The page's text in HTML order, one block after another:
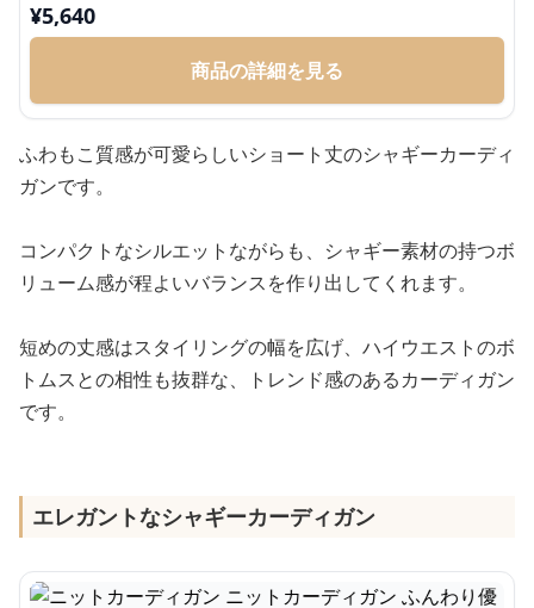
¥5,640
商品の詳細を見る
ふわもこ質感が可愛らしいショート丈のシャギーカーディ
ガンです。
コンパクトなシルエットながらも、シャギー素材の持つボ
リューム感が程よいバランスを作り出してくれます。
短めの丈感はスタイリングの幅を広げ、ハイウエストのボ
トムスとの相性も抜群な、トレンド感のあるカーディガン
です。
エレガントなシャギーカーディガン